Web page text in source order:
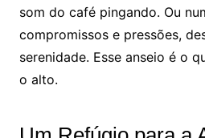
som do café pingando. Ou
compromissos e pressões,
serenidade. Esse anseio é o
o alto.